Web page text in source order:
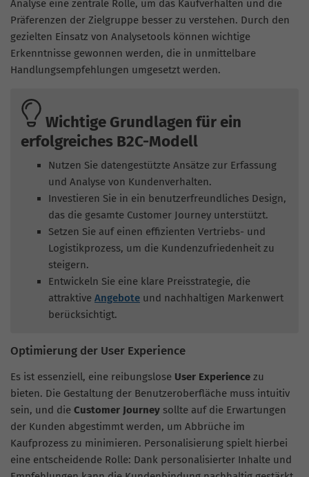
Analyse eine zentrale Rolle, um das Kaufverhalten und die
Präferenzen der Zielgruppe besser zu verstehen. Durch den
gezielten Einsatz von Analysetools können wichtige
Erkenntnisse gewonnen werden, die in unmittelbare
Handlungsempfehlungen umgesetzt werden.
Wichtige Grundlagen für ein
erfolgreiches B2C-Modell
Nutzen Sie datengestützte Ansätze zur Erfassung
und Analyse von Kundenverhalten.
Investieren Sie in ein benutzerfreundliches Design,
das die gesamte Customer Journey unterstützt.
Setzen Sie auf einen effizienten Vertriebs- und
Logistikprozess, um die Kundenzufriedenheit zu
steigern.
Entwickeln Sie eine klare Preisstrategie, die
attraktive Angebote und nachhaltigen Markenwert
berücksichtigt.
Optimierung der User Experience
Es ist essenziell, eine reibungslose User Experience zu
bieten. Die Gestaltung der Benutzeroberfläche muss intuitiv
sein, und die Customer Journey sollte auf die Erwartungen
der Kunden abgestimmt werden, um Abbrüche im
Kaufprozess zu minimieren. Personalisierung spielt hierbei
eine entscheidende Rolle: Dank personalisierter Inhalte und